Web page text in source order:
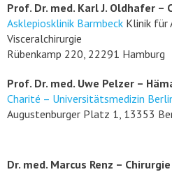
Prof. Dr. med. Karl J. Oldhafer –
Asklepiosklinik Barmbeck Klinik für
Visceralchirurgie
Rübenkamp 220, 22291 Hamburg
Prof. Dr. med. Uwe Pelzer –
Charité – Universitätsmedizin
Augustenburger Platz 1, 13353
Dr. med. Marcus Renz – Chirurgie